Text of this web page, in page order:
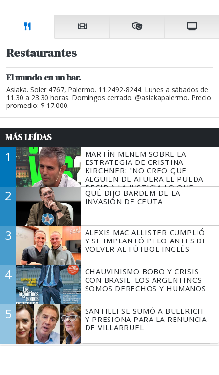
Restaurantes
El mundo en un bar.
Asiaka. Soler 4767, Palermo. 11.2492-8244. Lunes a sábados de
11.30 a 23.30 horas. Domingos cerrado. @asiakapalermo. Precio
promedio: $ 17.000.
MÁS LEÍDAS
1
MARTÍN MENEM SOBRE LA
ESTRATEGIA DE CRISTINA
KIRCHNER: "NO CREO QUE
ALGUIEN DE AFUERA LE PUEDA
DECIR A LA JUSTICIA LO QUE
TIENE QUE HACER"
2
QUÉ DIJO BARDEM DE LA
INVASIÓN DE CEUTA
3
ALEXIS MAC ALLISTER CUMPLIÓ
Y SE IMPLANTÓ PELO ANTES DE
VOLVER AL FÚTBOL INGLÉS
4
CHAUVINISMO BOBO Y CRISIS
CON BRASIL: LOS ARGENTINOS
SOMOS DERECHOS Y HUMANOS
5
SANTILLI SE SUMÓ A BULLRICH
Y PRESIONA PARA LA RENUNCIA
DE VILLARRUEL